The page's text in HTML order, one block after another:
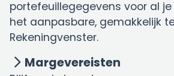
portefeuillegegevens voor al
het aanpasbare, gemakkelijk
Rekeningvenster.
Margevereisten